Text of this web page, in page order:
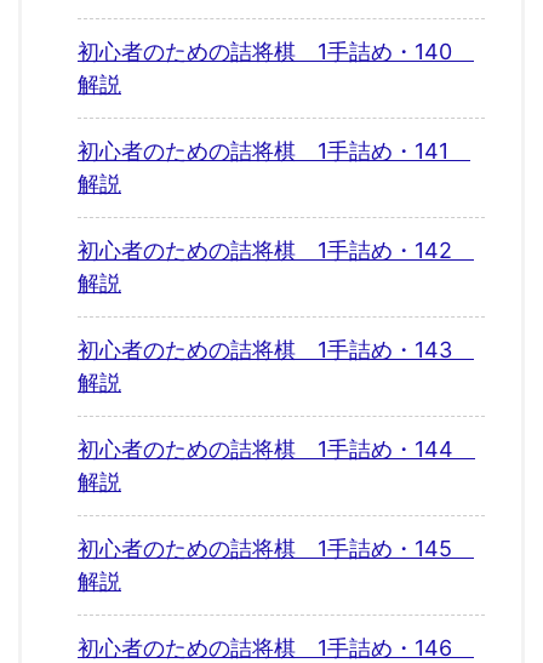
初心者のための詰将棋 1手詰め・140
解説
初心者のための詰将棋 1手詰め・141
解説
初心者のための詰将棋 1手詰め・142
解説
初心者のための詰将棋 1手詰め・143
解説
初心者のための詰将棋 1手詰め・144
解説
初心者のための詰将棋 1手詰め・145
解説
初心者のための詰将棋 1手詰め・146